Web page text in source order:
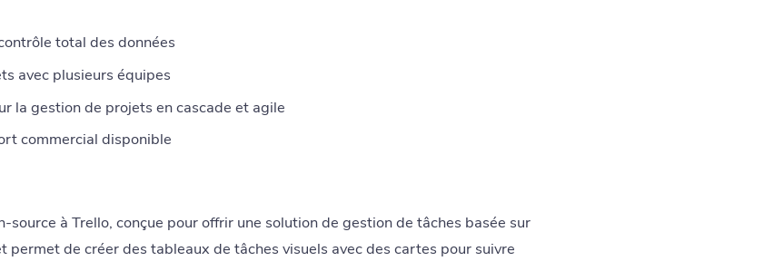
total des données
avec plusieurs équipes
la gestion de projets en cascade et agile
commercial disponible
source à Trello, conçue pour offrir une solution de gestion de tâches basée sur
permet de créer des tableaux de tâches visuels avec des cartes pour suivre